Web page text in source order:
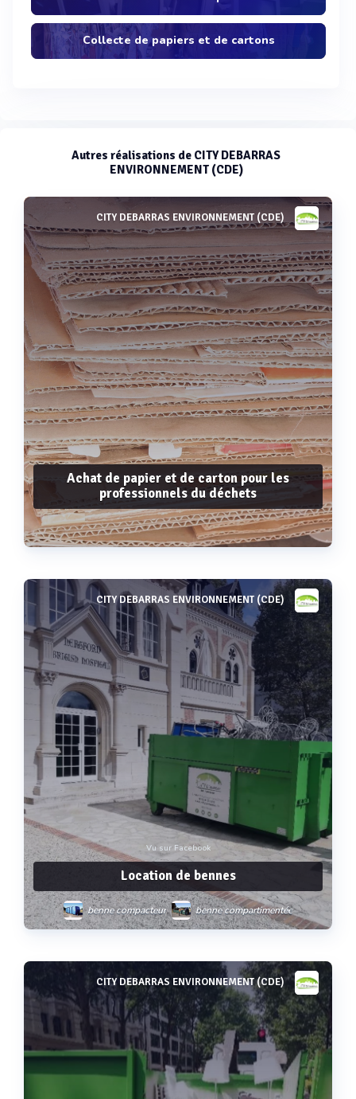
Collecte de papiers et de cartons
Autres réalisations de CITY DEBARRAS
ENVIRONNEMENT (CDE)
CITY DEBARRAS ENVIRONNEMENT (CDE)
Achat de papier et de carton pour les
professionnels du déchets
Voir plus
CITY DEBARRAS ENVIRONNEMENT (CDE)
Vu sur Facebook
Location de bennes
benne compacteur benne compartimentée
benne classe i
Voir plus
CITY DEBARRAS ENVIRONNEMENT (CDE)